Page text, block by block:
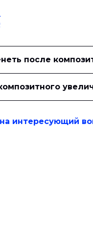
после
интересующий